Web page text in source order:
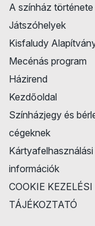
A színház története
Játszóhelyek
Kisfaludy
Mecénás program
Házirend
Kezdőoldal
Színházjegy és
cégeknek
Kártyafelhasználási
információk
COOKIE KEZELÉSI
TÁJÉKOZTATÓ